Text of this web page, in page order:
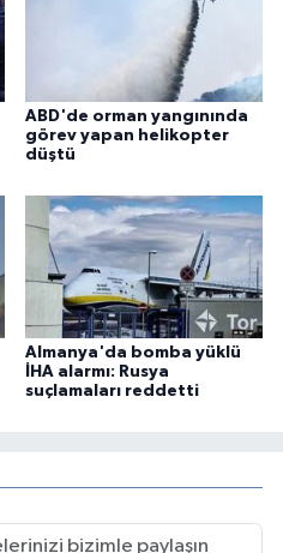
ABD'de orman yangınında
görev yapan helikopter
düştü
Almanya'da bomba yüklü
İHA alarmı: Rusya
suçlamaları reddetti